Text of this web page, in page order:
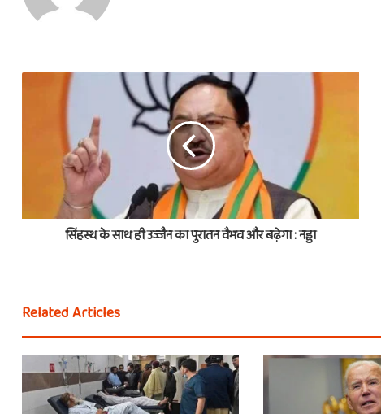
सिंहस्थ के साथ ही उज्जैन का पुरातन वैभव और बढ़ेगा : नड्डा
Related Articles